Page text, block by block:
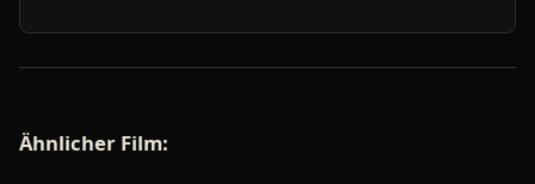
Ähnlicher Film: